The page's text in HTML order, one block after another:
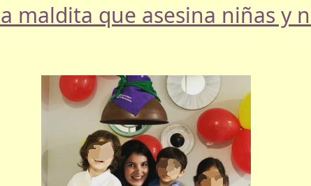
maldita que asesina niñas y